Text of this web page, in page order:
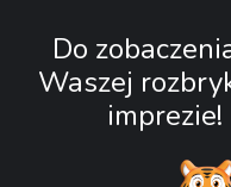
Do
Waszej
imprezie!